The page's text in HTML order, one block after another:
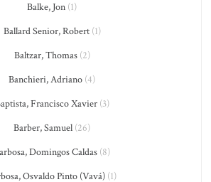
Balke, Jon (1)
Ballard Senior, Robert(1)
Baltzar, Thomas(2)
Banchieri, Adriano (4)
Francisco Xavier(3)
Barber, Samuel (26)
Domingos Caldas (8)
Osvaldo Pinto (Vavá) (1)